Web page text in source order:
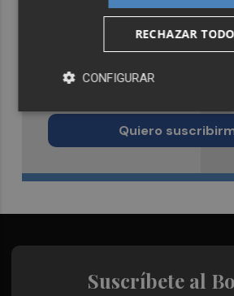
Recibe toda la
Quiero
Suscríbete al
RECHAZAR TODO
CONFIGURAR